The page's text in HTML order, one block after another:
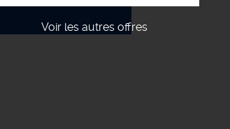
Voir les autres offres